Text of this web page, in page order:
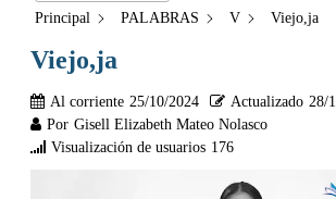
Principal
PALABRAS V Viejo,ja
Viejo,ja
Al corriente 25/10/2024 Actualizado 28/
Por Gisell Elizabeth Mateo Nolasco
Visualización de usuarios 176